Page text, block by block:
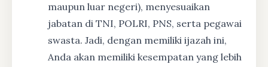
maupun luar negeri), menyesuaikan
jabatan di TNI, POLRI, PNS, serta pegawai
swasta. Jadi, dengan memiliki ijazah ini,
Anda akan memiliki kesempatan yang lebih